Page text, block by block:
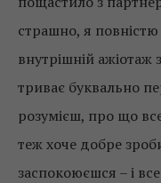
страшно, я
внутрішній ажіотаж
триває буквально
розумієш, про що
теж хоче добре
заспокоюєшся – і